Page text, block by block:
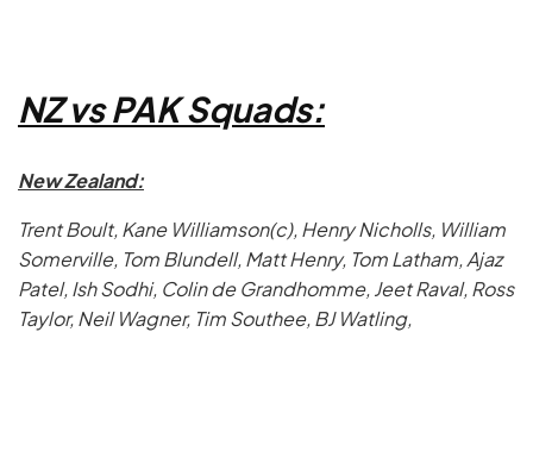
NZ vs PAK Squads:
New Zealand:
Trent Boult, Kane Williamson(c), Henry Nicholls, William
Somerville, Tom Blundell, Matt Henry, Tom Latham, Ajaz
Patel, Ish Sodhi, Colin de Grandhomme, Jeet Raval, Ross
Taylor, Neil Wagner, Tim Southee, BJ Watling,